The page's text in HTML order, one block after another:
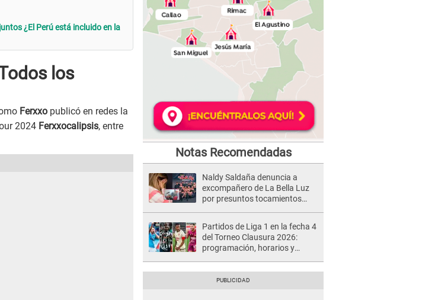
¿El Perú está incluido en la
los
Ferxxo publicó en redes la
2024 Ferxxocalipsis, entre
Notas Recomendadas
Naldy Saldaña denuncia a
excompañero de La Bella Luz
por presuntos tocamientos
Partidos de Liga 1 en la fecha 4
del Torneo Clausura 2026:
programación, horarios y